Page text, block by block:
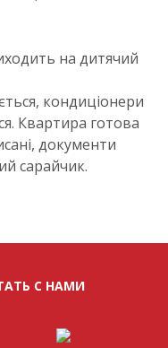
на дитячий
кондиціонери
Квартира готова
документи
сарайчик.
С НАМИ